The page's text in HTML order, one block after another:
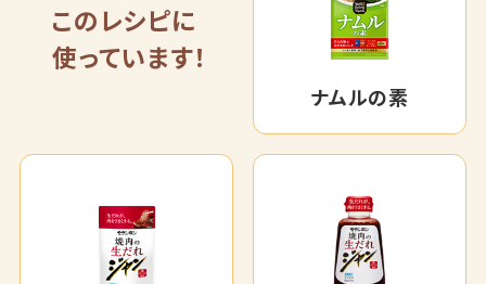
このレシピに
使っています！
ナムルの素